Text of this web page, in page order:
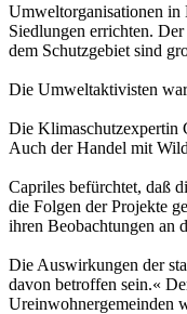
Umweltorganisationen in
Siedlungen errichten.
dem Schutzgebiet sind
Die Umweltaktivisten
Die Klimaschutzexpertin
Auch der Handel mit
Capriles befürchtet, daß
die Folgen der Projekte
ihren Beobachtungen an
Die Auswirkungen der
davon betroffen sein.«
Ureinwohnergemeinden